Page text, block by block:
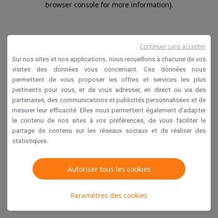
browser console for more information).
Sur nos sites et nos applications, nous recueillons à chacune de vos
visites des données vous concernant. Ces données nous
permettent de vous proposer les offres et services les plus
pertinents pour vous, et de vous adresser, en direct ou via des
partenaires, des communications et publicités personnalisées et de
mesurer leur efficacité. Elles nous permettent également d’adapter
le contenu de nos sites à vos préférences, de vous faciliter le
partage de contenu sur les réseaux sociaux et de réaliser des
statistiques.
Autoriser tous les cookies
Paramètres des cookies
Continuer sans accepter